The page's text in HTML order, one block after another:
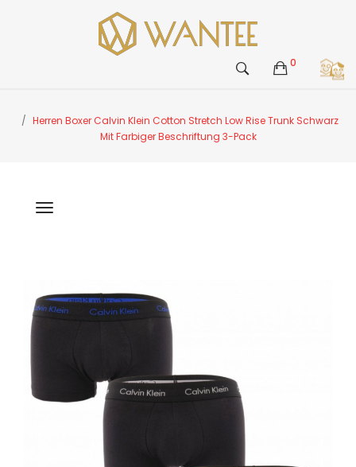
0
Herren Boxer Calvin Klein Cotton Stretch Low Rise Trunk Schwarz
Mit Farbiger Beschriftung 3-Pack